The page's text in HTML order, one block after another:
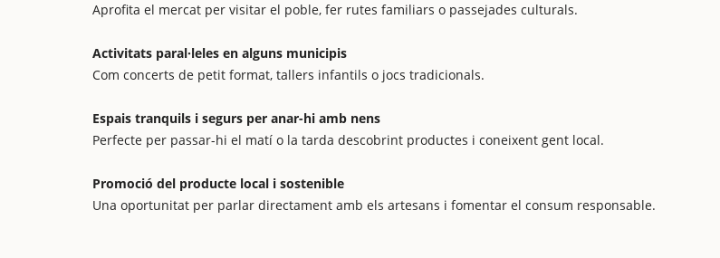
Aprofita el mercat per visitar el poble, fer rutes familiars o passejades culturals.
Activitats paral·leles en alguns municipis
Com concerts de petit format, tallers infantils o jocs tradicionals.
Espais tranquils i segurs per anar-hi amb nens
Perfecte per passar-hi el matí o la tarda descobrint productes i coneixent gent local.
Promoció del producte local i sostenible
Una oportunitat per parlar directament amb els artesans i fomentar el consum responsable.